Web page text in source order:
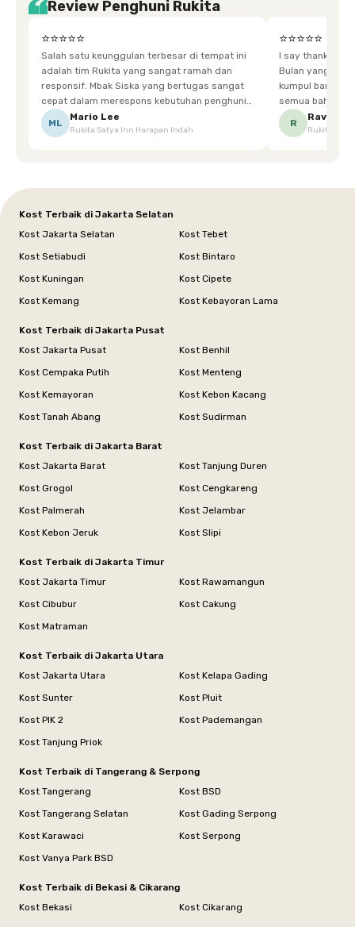
Review Penghuni Rukita
⭐⭐⭐⭐⭐
Salah satu keunggulan terbesar di tempat ini
adalah tim Rukita yang sangat ramah dan
responsif. Mbak Siska yang bertugas sangat
cepat dalam merespons kebutuhan penghuni.
Ketika saya meminta keset karena sempat
terpeleset, permintaan tersebut langsung
ML
Mario Lee
Rukita Satya Inn Harapan Indah
⭐⭐⭐⭐⭐
I say thankyou
Bulan yang super happy! banyak
kumpul bareng
semua bahagia
mgkn saran dari air aja & kebersihan lebih di
R
Ravena
Rukita
Kost Terbaik di Jakarta Selatan
Kost Jakarta Selatan
Kost Tebet
Kost Setiabudi
Kost Bintaro
Kost Kuningan
Kost Cipete
Kost Kemang
Kost Kebayoran Lama
Kost Terbaik di Jakarta Pusat
Kost Jakarta Pusat
Kost Benhil
Kost Cempaka Putih
Kost Menteng
Kost Kemayoran
Kost Kebon Kacang
Kost Tanah Abang
Kost Sudirman
Kost Terbaik di Jakarta Barat
Kost Jakarta Barat
Kost Tanjung Duren
Kost Grogol
Kost Cengkareng
Kost Palmerah
Kost Jelambar
Kost Kebon Jeruk
Kost Slipi
Kost Terbaik di Jakarta Timur
Kost Jakarta Timur
Kost Rawamangun
Kost Cibubur
Kost Cakung
Kost Matraman
Kost Terbaik di Jakarta Utara
Kost Jakarta Utara
Kost Kelapa Gading
Kost Sunter
Kost Pluit
Kost PIK 2
Kost Pademangan
Kost Tanjung Priok
Kost Terbaik di Tangerang & Serpong
Kost Tangerang
Kost BSD
Kost Tangerang Selatan
Kost Gading Serpong
Kost Karawaci
Kost Serpong
Kost Vanya Park BSD
Kost Terbaik di Bekasi & Cikarang
Kost Bekasi
Kost Cikarang